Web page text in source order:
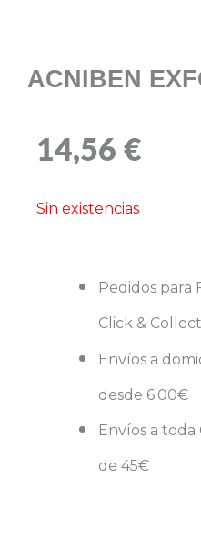
ACNIBEN
14,56 €
Sin existencias
Pedidos
Click & Collect
Envíos a
desde 6.00€
Envíos a toda
de 45€